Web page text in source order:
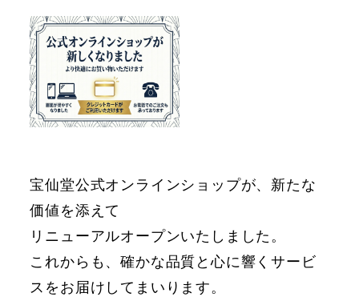
宝仙堂公式オンラインショップが、新たな
価値を添えて
リニューアルオープンいたしました。
これからも、確かな品質と心に響くサービ
スをお届けしてまいります。